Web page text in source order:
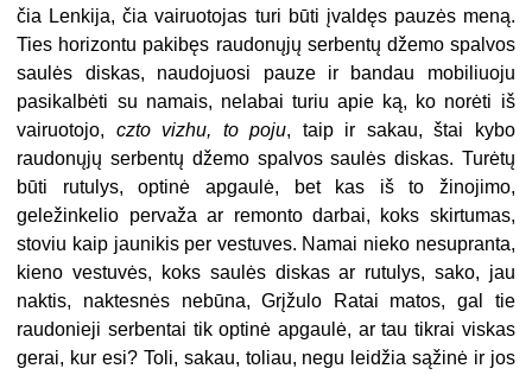
čia Lenkija, čia vairuotojas turi būti įvaldęs pauzės meną.
Ties horizontu pakibęs raudonųjų serbentų džemo spalvos
saulės diskas, naudojuosi pauze ir bandau mobiliuoju
pasikalbėti su namais, nelabai turiu apie ką, ko norėti iš
vairuotojo, czto vizhu, to poju, taip ir sakau, štai kybo
raudonųjų serbentų džemo spalvos saulės diskas. Turėtų
būti rutulys, optinė apgaulė, bet kas iš to žinojimo,
geležinkelio pervaža ar remonto darbai, koks skirtumas,
stoviu kaip jaunikis per vestuves. Namai nieko nesupranta,
kieno vestuvės, koks saulės diskas ar rutulys, sako, jau
naktis, naktesnės nebūna, Grįžulo Ratai matos, gal tie
raudonieji serbentai tik optinė apgaulė, ar tau tikrai viskas
gerai, kur esi? Toli, sakau, toliau, negu leidžia sąžinė ir jos